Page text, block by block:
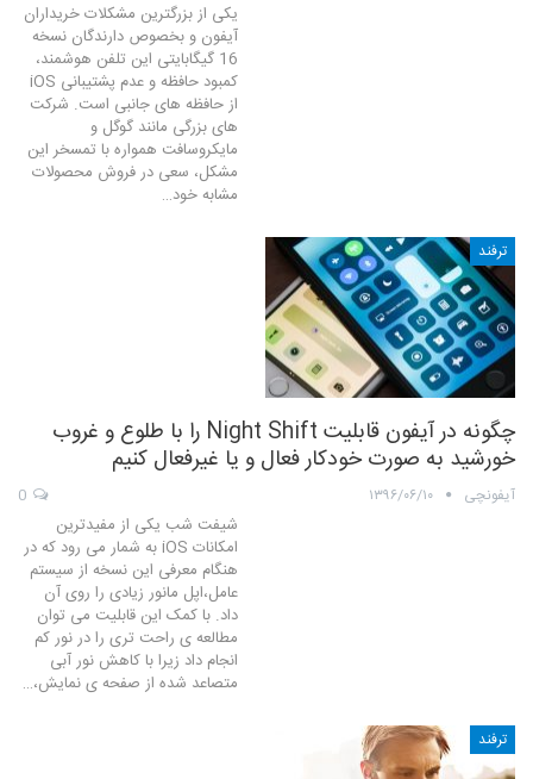
یکی از بزرگترین مشکلات خریداران
آیفون و بخصوص دارندگان نسخه
16 گیگابایتی این تلفن هوشمند،
کمبود حافظه و عدم پشتیبانی iOS
از حافظه های جانبی است. شرکت
های بزرگی مانند گوگل و
مایکروسافت همواره با تمسخر این
مشکل، سعی در فروش محصولات
مشابه خود…
ترفند
چگونه در آیفون قابلیت Night Shift را با طلوع و غروب
خورشید به صورت خودکار فعال و یا غیرفعال کنیم
آیفونچی ۱۳۹۶/۰۶/۱۰
شیفت شب یکی از مفیدترین
امکانات iOS به شمار می رود که در
هنگام معرفی این نسخه از سیستم
عامل،اپل مانور زیادی را روی آن
داد. با کمک این قابلیت می توان
مطالعه ی راحت تری را در نور کم
انجام داد زیرا با کاهش نور آبی
متصاعد شده از صفحه ی نمایش،…
ترفند